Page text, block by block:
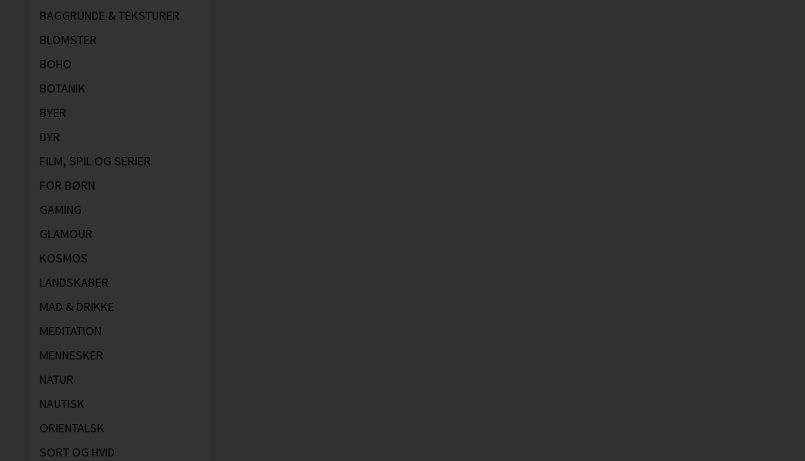
BAGGRUNDE & TEKSTURER
BLOMSTER
BOHO
BOTANIK
BYER
DYR
FILM, SPIL OG SERIER
FOR BØRN
GAMING
GLAMOUR
KOSMOS
LANDSKABER
MAD & DRIKKE
MEDITATION
MENNESKER
NATUR
NAUTISK
ORIENTALSK
SORT OG HVID